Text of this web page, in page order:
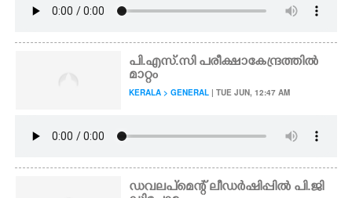
പി.എസ്.സി പരീക്ഷാകേന്ദ്രത്തിൽ
മാറ്റം
KERALA > GENERAL | TUE JUN, 12:47 AM
ഡവലപ്‌മെന്റ് ലീഡർഷിപ്പിൽ പി.ജി